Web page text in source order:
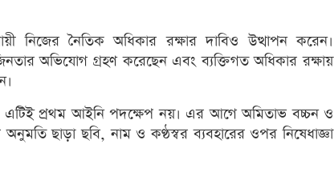
নিজের নৈতিক অধিকার রক্ষার দাবিও উত্থাপন করেন।
অভিযোগ গ্রহণ করেছেন এবং ব্যক্তিগত অধিকার রক্ষায়
এটিই প্রথম আইনি পদক্ষেপ নয়। এর আগে অমিতাভ বচ্চন ও
ছাড়া ছবি, নাম ও কণ্ঠস্বর ব্যবহারের ওপর নিষেধাজ্ঞা